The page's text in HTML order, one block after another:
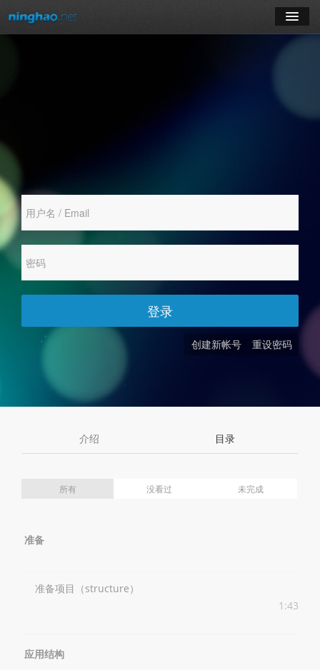
创建新帐号 重设密码
登录
介绍 目录
所有 没看过 未完成
准备
准备项目（structure）
1:43
应用结构